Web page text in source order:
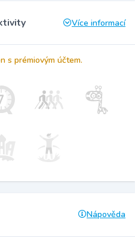
Více informací
s prémiovým účtem.
Nápověda